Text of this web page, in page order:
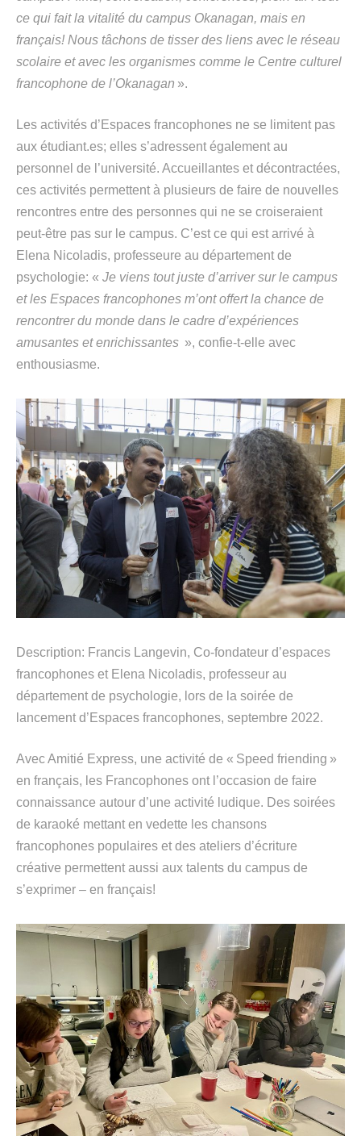
ce qui fait la vitalité du campus Okanagan, mais en
français! Nous tâchons de tisser des liens avec le réseau
scolaire et avec les organismes comme le Centre culturel
francophone de l’Okanagan ».
Les activités d’Espaces francophones ne se limitent pas
aux étudiant.es; elles s’adressent également au
personnel de l’université. Accueillantes et décontractées,
ces activités permettent à plusieurs de faire de nouvelles
rencontres entre des personnes qui ne se croiseraient
peut-être pas sur le campus. C’est ce qui est arrivé à
Elena Nicoladis, professeure au département de
psychologie: « Je viens tout juste d’arriver sur le campus
et les Espaces francophones m’ont offert la chance de
rencontrer du monde dans le cadre d’expériences
amusantes et enrichissantes », confie-t-elle avec
enthousiasme.
Description: Francis Langevin, Co-fondateur d’espaces
francophones et Elena Nicoladis, professeur au
département de psychologie, lors de la soirée de
lancement d’Espaces francophones, septembre 2022.
Avec Amitié Express, une activité de « Speed friending »
en français, les Francophones ont l’occasion de faire
connaissance autour d’une activité ludique. Des soirées
de karaoké mettant en vedette les chansons
francophones populaires et des ateliers d’écriture
créative permettent aussi aux talents du campus de
s’exprimer – en français!